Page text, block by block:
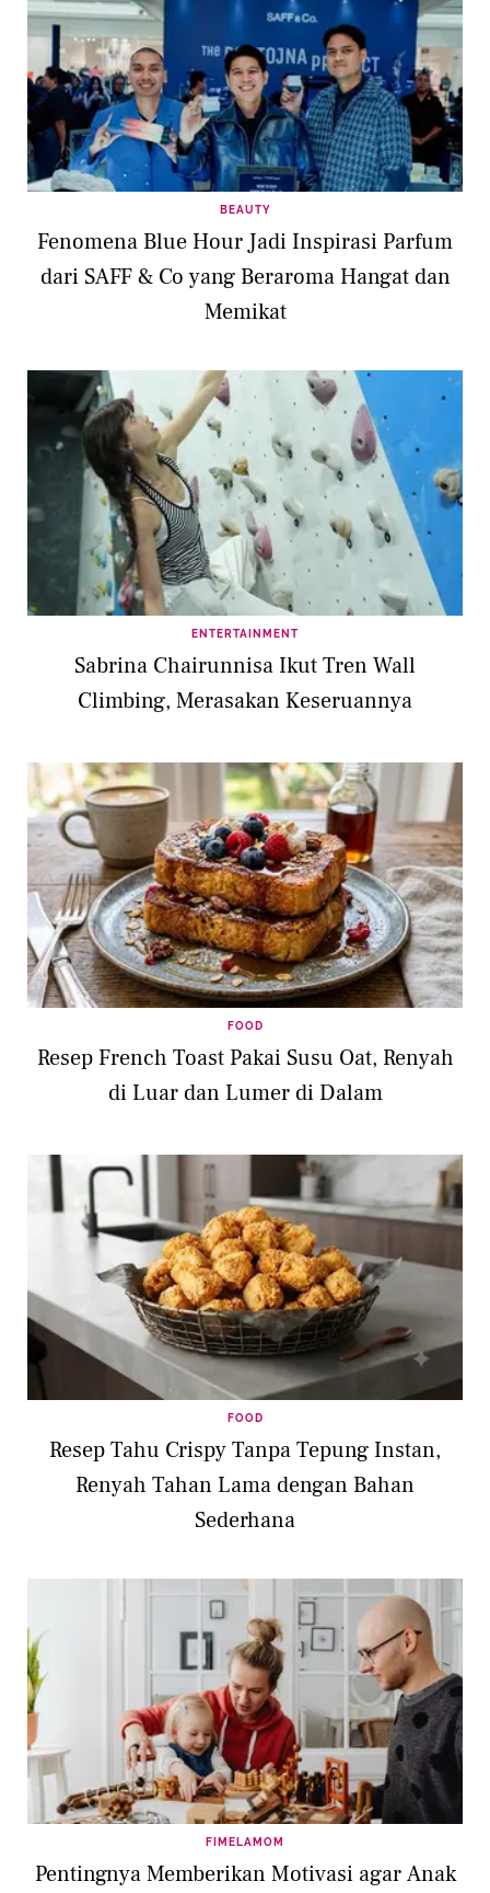
BEAUTY
Fenomena Blue Hour Jadi Inspirasi Parfum
dari SAFF & Co yang Beraroma Hangat dan
Memikat
ENTERTAINMENT
Sabrina Chairunnisa Ikut Tren Wall
Climbing, Merasakan Keseruannya
FOOD
Resep French Toast Pakai Susu Oat, Renyah
di Luar dan Lumer di Dalam
FOOD
Resep Tahu Crispy Tanpa Tepung Instan,
Renyah Tahan Lama dengan Bahan
Sederhana
FIMELAMOM
Pentingnya Memberikan Motivasi agar Anak